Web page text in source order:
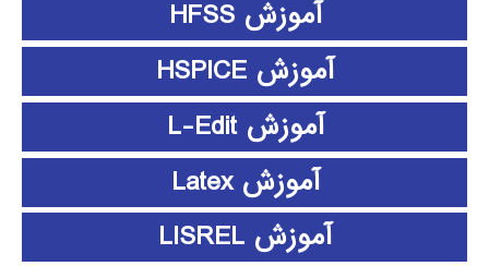
آموزش HFSS
آموزش HSPICE
آموزش L-Edit
آموزش Latex
آموزش LISREL